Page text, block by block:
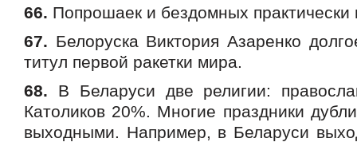
66. Попрошаек и бездомных практически
67. Белоруска Виктория Азаренко
титул первой ракетки мира.
68. В Беларуси две религии:
Католиков 20%. Многие праздники
выходными. Например, в Беларуси